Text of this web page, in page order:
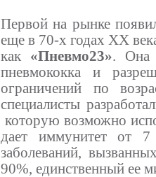
Первой на рынке
еще в 70-х годах XX
как «Пневмо23». Она
пневмококка и
ограничений по
специалисты
которую возможно
дает иммунитет от
заболеваний,
90%, единственный ее